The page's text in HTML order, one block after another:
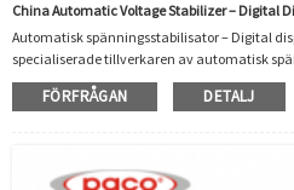
China Automatic Voltage Stabilizer – Digital
Automatisk spänningsstabilisator – Digital
specialiserade tillverkaren av automatisk
har praktiserat och riklig
CE/CB/ROHS/ISO.Mycket miljömässigt och
spänningsreg...
FÖRFRÅGAN DETALJ